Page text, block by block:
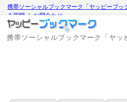
携帯ソーシャルブックマーク「ヤッピーブッ
る質問｜お問合わせ
携帯ソーシャルブックマーク「ヤ